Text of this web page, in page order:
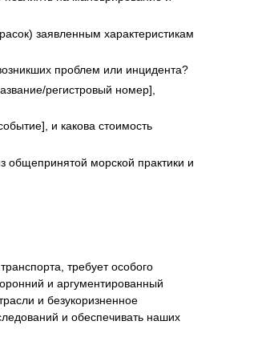
заявленным характеристикам
проблем или инцидента?
регистровый номер],
и какова стоимость
морской практики и
требует особого
и аргументированный
и безукоризненное
и обеспечивать наших